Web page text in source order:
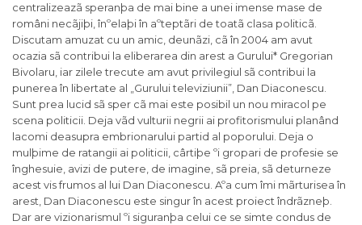
centralizeazã speranþa de mai bine a unei imense mase de
români necãjiþi, înºelaþi în aºteptãri de toatã clasa politicã.
Discutam amuzat cu un amic, deunãzi, cã în 2004 am avut
ocazia sã contribui la eliberarea din arest a Gurului* Gregorian
Bivolaru, iar zilele trecute am avut privilegiul sã contribui la
punerea în libertate al „Gurului televiziunii”, Dan Diaconescu.
Sunt prea lucid sã sper cã mai este posibil un nou miracol pe
scena politicii. Deja vãd vulturii negrii ai profitorismului planând
lacomi deasupra embrionarului partid al poporului. Deja o
mulþime de ratangii ai politicii, cârtiþe ºi gropari de profesie se
înghesuie, avizi de putere, de imagine, sã preia, sã deturneze
acest vis frumos al lui Dan Diaconescu. Aºa cum îmi mãrturisea în
arest, Dan Diaconescu este singur în acest proiect îndrãzneþ.
Dar are vizionarismul ºi siguranþa celui ce se simte condus de